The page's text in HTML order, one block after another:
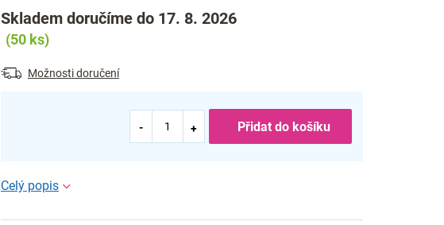
Skladem doručíme do 17. 8. 2026
(50 ks)
Možnosti doručení
Přidat do košíku